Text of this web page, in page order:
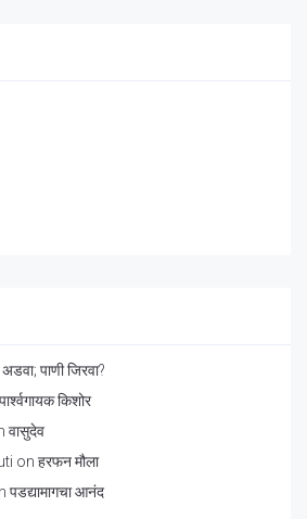
अडवा; पाणी जिरवा?
पार्श्वगायक किशोर
वासुदेव
on हरफन मौला
पडद्यामागचा आनंद